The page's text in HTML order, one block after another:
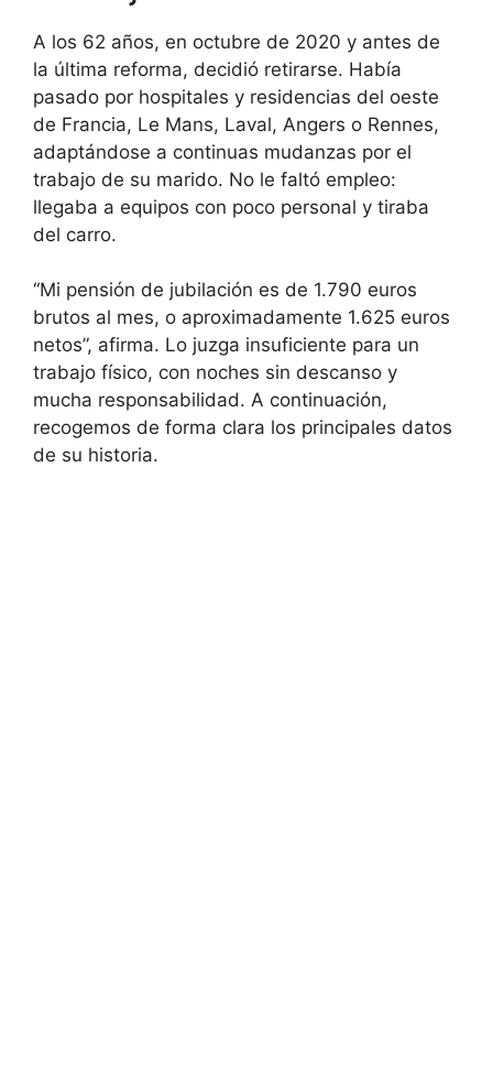
A los 62 años, en octubre de 2020 y antes de
la última reforma, decidió retirarse. Había
pasado por hospitales y residencias del oeste
de Francia, Le Mans, Laval, Angers o Rennes,
adaptándose a continuas mudanzas por el
trabajo de su marido. No le faltó empleo:
llegaba a equipos con poco personal y tiraba
del carro.
“Mi pensión de jubilación es de 1.790 euros
brutos al mes, o aproximadamente 1.625 euros
netos”, afirma. Lo juzga insuficiente para un
trabajo físico, con noches sin descanso y
mucha responsabilidad. A continuación,
recogemos de forma clara los principales datos
de su historia.